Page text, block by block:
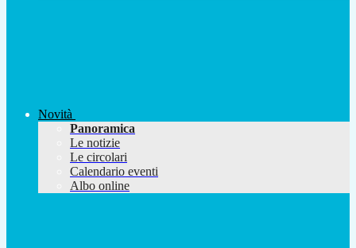
Novità
Panoramica
Le notizie
Le circolari
Calendario eventi
Albo online